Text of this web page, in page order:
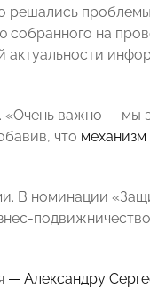
решались проблемы
собранного на
актуальности
«Очень важно — мы
что
В номинации
подвижничество
— Александру